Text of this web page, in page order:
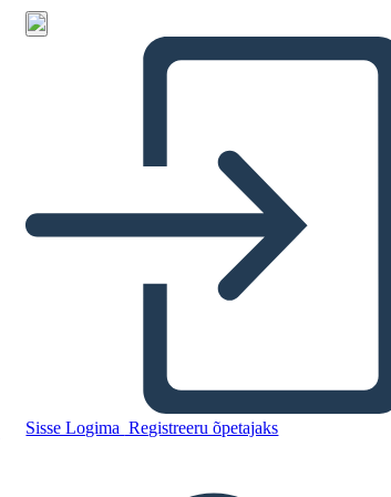
Sisse Logima Registreeru õpetajaks